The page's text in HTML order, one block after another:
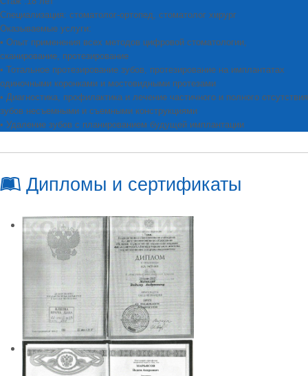
Специализация: стоматолог-ортопед, стоматолог хирург
Оказываемые услуги:
• Опыт применения всех методов цифровой стоматологии,
сканирование, протезирование
• Тотальное протезирование зубов, протезирование на имплантатах
одиночными коронками и мостовидными протезами
• Диагностика, профилактика и лечение частичного и полного отсутствия
зубов несъемными и съемными конструкциями
• Удаление зубов с планированием будущей имплантации
Дипломы и сертификаты